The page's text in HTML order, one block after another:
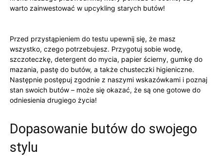
warto zainwestować w upcykling starych butów!
Przed​ przystąpieniem ​do testu⁤ upewnij‍ się, że ⁣masz​
wszystko, ⁢czego potrzebujesz. Przygotuj sobie⁣ wodę,
szczoteczkę, detergent do ‌mycia, papier ścierny, gumkę ​do
mazania, pastę ⁢do butów, ⁢a także chusteczki higieniczne.
⁤Następnie⁢ postępuj zgodnie z ⁣naszymi wskazówkami​ i poznaj
stan swoich butów – może się okazać,⁤ że są​ one gotowe do
odniesienia drugiego życia!
Dopasowanie ⁤butów ⁢do swojego
stylu